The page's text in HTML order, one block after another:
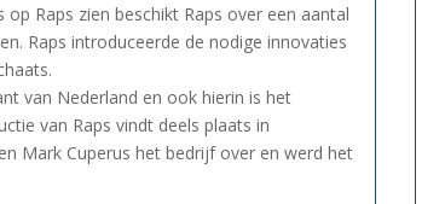
Raps zien beschikt Raps over een aantal
Raps introduceerde de nodige innovaties
van Nederland en ook hierin is het
van Raps vindt deels plaats in
Mark Cuperus het bedrijf over en werd het